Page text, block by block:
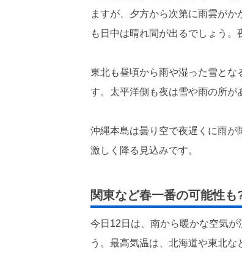
ますが、夕方から次第に雨雲が
も日中は晴れ間が出るでしょう。
東北も昼頃から雨や湿った雪と
す。太平洋側も夜は雪や雨の所が
沖縄本島は曇り空で夜遅くに雨が
激しく降る見込みです。
関東など春一番の可能性も
今日12日は、南から暖かな空気
う。最高気温は、北海道や東北